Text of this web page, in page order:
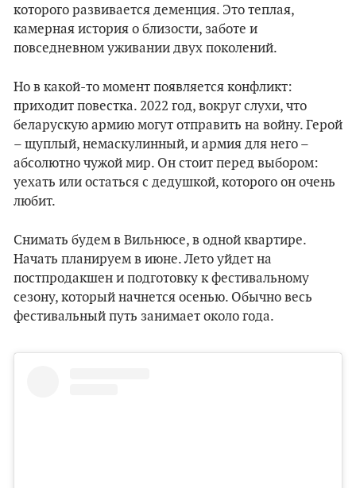
которого развивается деменция. Это теплая,
камерная история о близости, заботе и
повседневном уживании двух поколений.
Но в какой-то момент появляется конфликт:
приходит повестка. 2022 год, вокруг слухи, что
беларускую армию могут отправить на войну. Герой
– щуплый, немаскулинный, и армия для него –
абсолютно чужой мир. Он стоит перед выбором:
уехать или остаться с дедушкой, которого он очень
любит.
Снимать будем в Вильнюсе, в одной квартире.
Начать планируем в июне. Лето уйдет на
постпродакшен и подготовку к фестивальному
сезону, который начнется осенью. Обычно весь
фестивальный путь занимает около года.